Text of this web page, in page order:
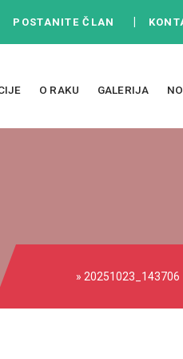
POSTANITE ČLAN
O RAKU GALERIJA
» 20251023_143706